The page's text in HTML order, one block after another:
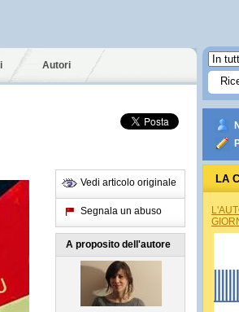
Autori
Vedi articolo originale
Segnala un abuso
A proposito dell'autore
LA